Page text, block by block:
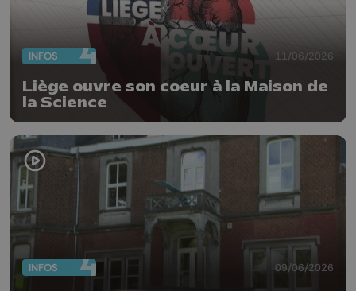
INFOS 11/06/2026
Liège ouvre son coeur à la Maison de
la Science
INFOS 09/06/2026